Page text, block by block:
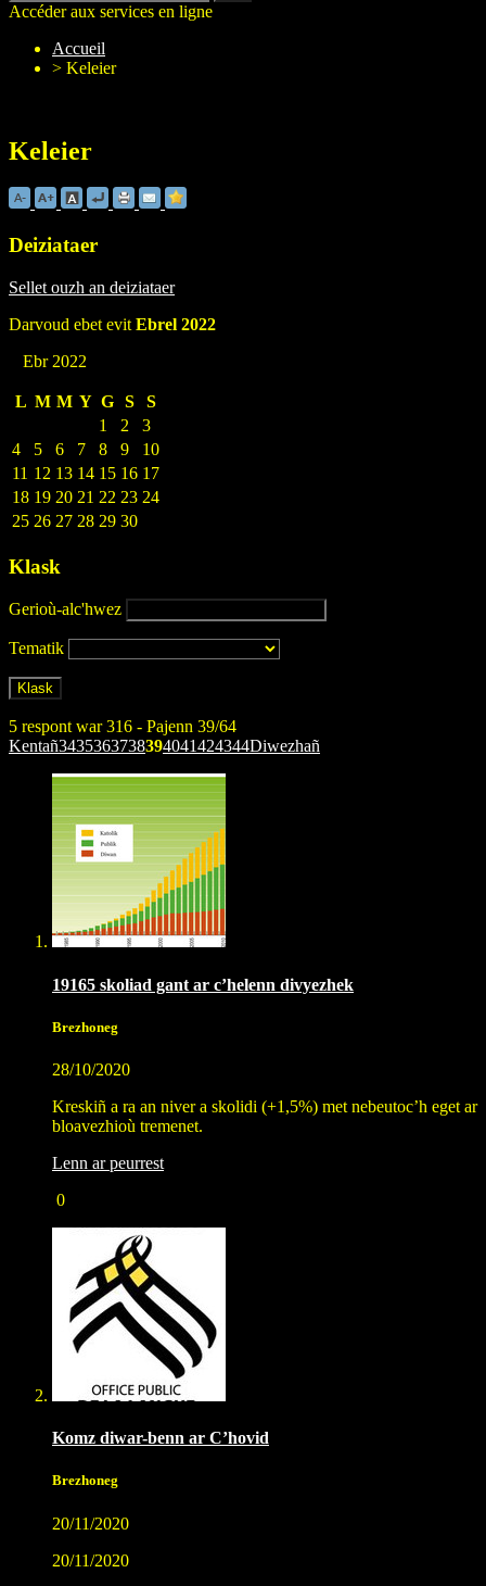
Accéder aux services en ligne
Accueil
> Keleier
Keleier
Deiziataer
Sellet ouzh an deiziataer
Darvoud ebet evit Ebrel 2022
Ebr 2022
L M M Y G S
S
1
2
3
4
5 6 7 8 9
10
11 12 13 14 15 16 17
18 19 20 21 22 23 24
25 26 27 28 29 30
Klask
Gerioù-alc'hwez
Tematik
5 respont war 316 - Pajenn 39/64
Kentañ3435363738394041424344Diwezhañ
19165 skoliad gant ar c’helenn divyezhek
Brezhoneg
28/10/2020
Kreskiñ a ra an niver a skolidi (+1,5%) met nebeutoc’h eget ar
bloavezhioù tremenet.
Lenn ar peurrest
0
Komz diwar-benn ar C’hovid
Brezhoneg
20/11/2020
20/11/2020